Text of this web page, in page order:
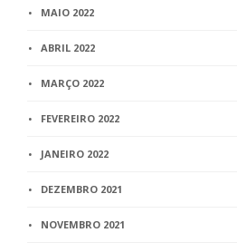
MAIO 2022
ABRIL 2022
MARÇO 2022
FEVEREIRO 2022
JANEIRO 2022
DEZEMBRO 2021
NOVEMBRO 2021